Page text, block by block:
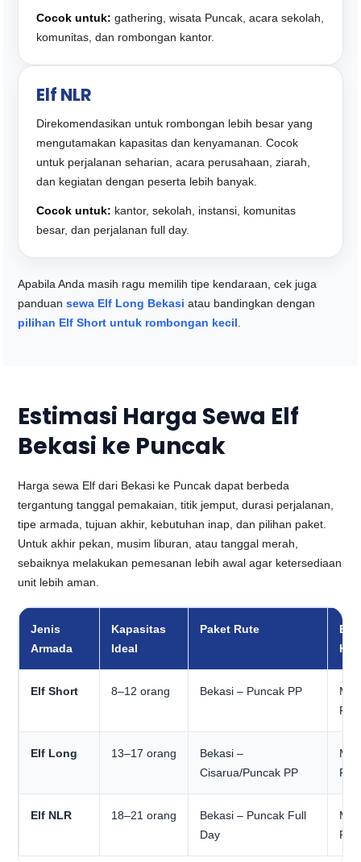
Cocok untuk: gathering, wisata Puncak, acara sekolah,
komunitas, dan rombongan kantor.
Elf NLR
Direkomendasikan untuk rombongan lebih besar yang
mengutamakan kapasitas dan kenyamanan. Cocok
untuk perjalanan seharian, acara perusahaan, ziarah,
dan kegiatan dengan peserta lebih banyak.
Cocok untuk: kantor, sekolah, instansi, komunitas
besar, dan perjalanan full day.
Apabila Anda masih ragu memilih tipe kendaraan, cek juga
panduansewa Elf Long Bekasi atau bandingkan dengan
pilihan Elf Short untuk rombongan kecil
Estimasi Harga Sewa Elf
Bekasi ke Puncak
Harga sewa Elf dari Bekasi ke Puncak dapat berbeda
tergantung tanggal pemakaian, titik jemput, durasi perjalanan,
tipe armada, tujuan akhir, kebutuhan inap, dan pilihan paket.
Untuk akhir pekan, musim liburan, atau tanggal merah,
sebaiknya melakukan pemesanan lebih awal agar ketersediaan
unit lebih aman.
Jenis
Armada
Kapasitas
Ideal
Paket Rute
Elf Short 8–12 orang Bekasi – Puncak PP
Elf Long 13–17 orang
Bekasi –
Cisarua/Puncak PP
Elf NLR 18–21 orang
Bekasi – Puncak Full
Day